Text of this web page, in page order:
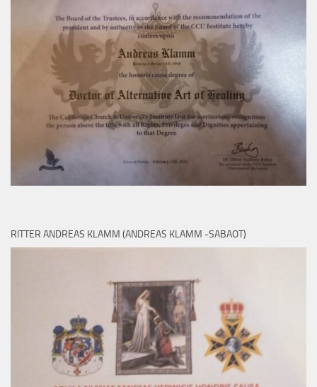
RITTER ANDREAS KLAMM (ANDREAS KLAMM -SABAOT)